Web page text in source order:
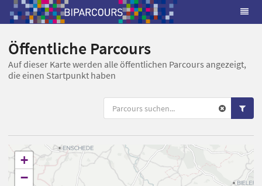
Öffentliche Parcours
Auf dieser Karte werden alle öffentlichen Parcours angezeigt,
die einen Startpunkt haben
+
−